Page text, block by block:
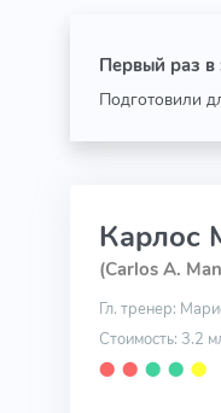
Первый раз в
Подготовили
Карлос
(Carlos A.
Гл. тренер:
Стоимость: 3.2
⬤ ⬤ ⬤ ⬤ ⬤